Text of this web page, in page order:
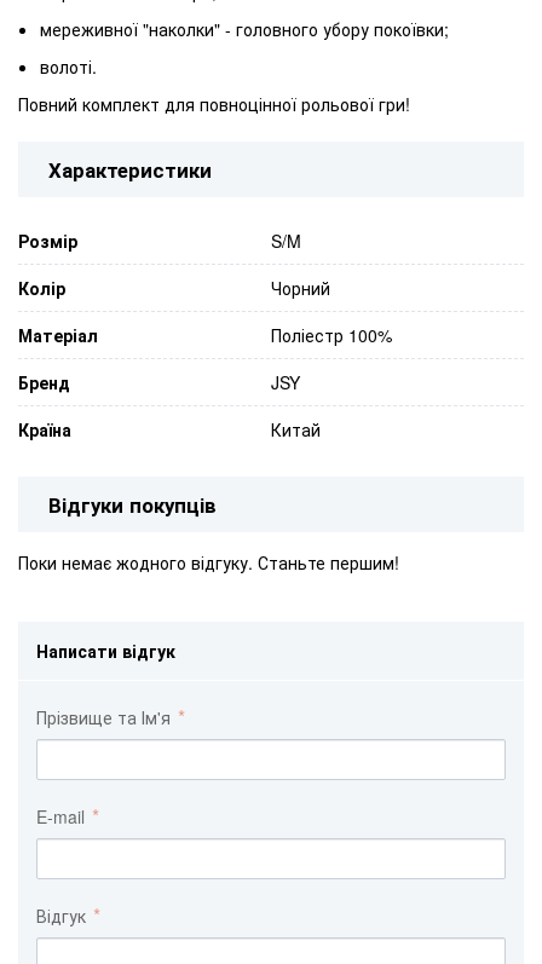
мереживної "наколки" - головного убору покоївки;
волоті.
Повний комплект для повноцінної рольової гри!
Характеристики
Розмір
S/M
Колір
Чорний
Матеріал
Поліестр 100%
Бренд
JSY
Країна
Китай
Відгуки покупців
Поки немає жодного відгуку. Станьте першим!
Написати відгук
Прізвище та Ім'я
E-mail
Відгук